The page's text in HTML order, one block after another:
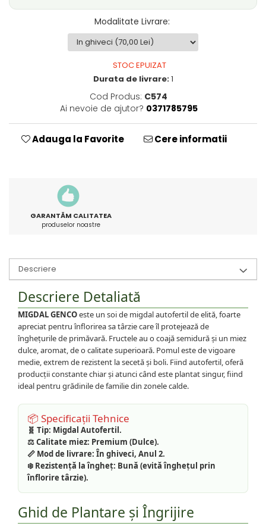
Modalitate Livrare:
STOC EPUIZAT
Durata de livrare:1
Cod Produs: C574
Ai nevoie de ajutor? 0371785795
Adauga la Favorite Cere informatii
GARANTĂM CALITATEA
produselor noastre
Descriere
Descriere Detaliată
MIGDAL GENCOeste un soi de migdal autofertil de elită, foarte
apreciat pentru înflorirea sa târzie care îl protejează de
înghețurile de primăvară. Fructele au o coajă semidură și un miez
dulce, aromat, de o calitate superioară. Pomul este de vigoare
medie, extrem de rezistent la secetă și boli. Fiind autofertil, oferă
producții constante chiar și atunci când este plantat singur, fiind
ideal pentru grădinile de familie din zonele calde.
📦 Specificații Tehnice
🧬 Tip: Migdal Autofertil.
⚖️ Calitate miez: Premium (Dulce).
📏 Mod de livrare: În ghiveci, Anul 2.
❄️ Rezistență la îngheț: Bună (evită înghețul prin
înflorire târzie).
Ghid de Plantare și Îngrijire